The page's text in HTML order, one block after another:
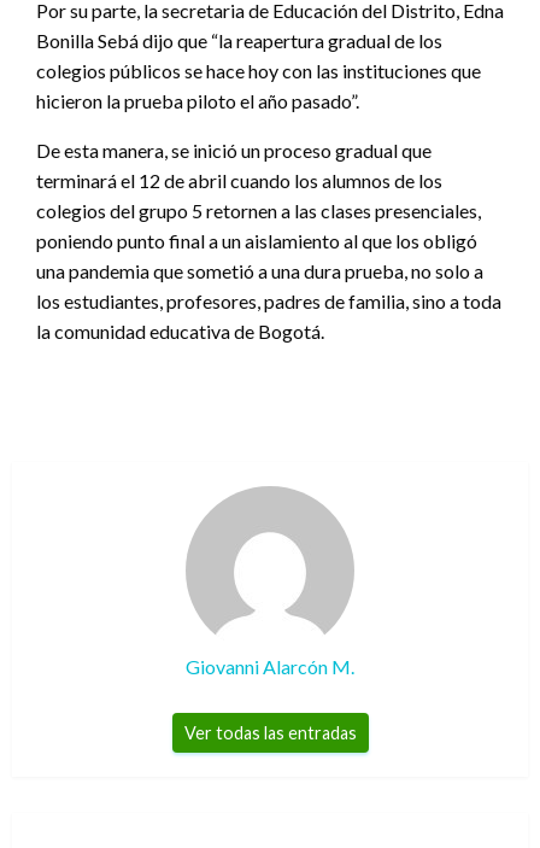
Por su parte, la secretaria de Educación del Distrito, Edna
Bonilla Sebá dijo que “la reapertura gradual de los
colegios públicos se hace hoy con las instituciones que
hicieron la prueba piloto el año pasado”.
De esta manera, se inició un proceso gradual que
terminará el 12 de abril cuando los alumnos de los
colegios del grupo 5 retornen a las clases presenciales,
poniendo punto final a un aislamiento al que los obligó
una pandemia que sometió a una dura prueba, no solo a
los estudiantes, profesores, padres de familia, sino a toda
la comunidad educativa de Bogotá.
Giovanni Alarcón M.
Ver todas las entradas